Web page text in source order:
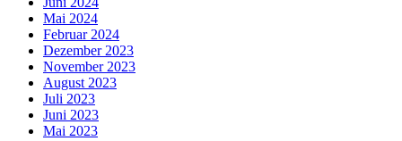
Mai 2024
Februar 2024
Dezember 2023
November 2023
August 2023
Juli 2023
Juni 2023
Mai 2023